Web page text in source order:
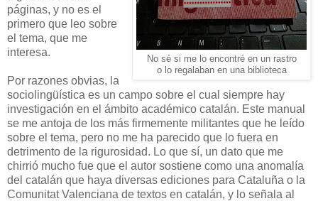
No sé si me lo encontré en un rastro
o lo regalaban en una biblioteca
páginas, y no es el
primero que leo sobre
el tema, que me
interesa.
Por razones obvias, la
sociolingüística es un campo sobre el cual siempre hay
investigación en el ámbito académico catalán. Este manual
se me antoja de los más firmemente militantes que he leído
sobre el tema, pero no me ha parecido que lo fuera en
detrimento de la rigurosidad. Lo que sí, un dato que me
chirrió mucho fue que el autor sostiene como una anomalía
del catalán que haya diversas ediciones para Cataluña o la
Comunitat Valenciana de textos en catalán, y lo señala al